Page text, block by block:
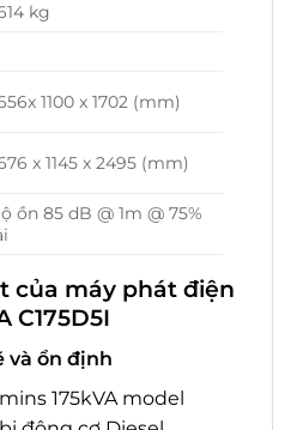
kg
1100 x 1702 (mm)
x 1145 x 2495 (mm)
ồn 85 dB @ 1m @ 75%
của máy phát điện
C175D5I
và ổn định
175kVA model